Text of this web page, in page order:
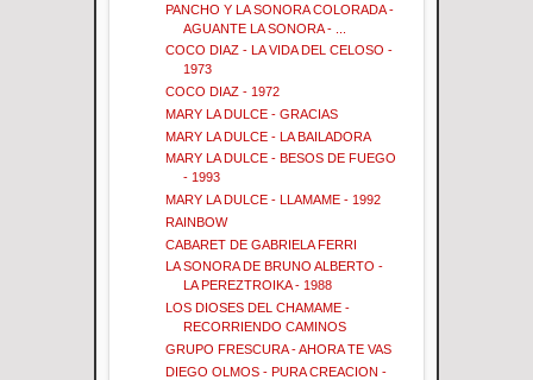
PANCHO Y LA SONORA COLORADA -
AGUANTE LA SONORA - ...
COCO DIAZ - LA VIDA DEL CELOSO -
1973
COCO DIAZ - 1972
MARY LA DULCE - GRACIAS
MARY LA DULCE - LA BAILADORA
MARY LA DULCE - BESOS DE FUEGO
- 1993
MARY LA DULCE - LLAMAME - 1992
RAINBOW
CABARET DE GABRIELA FERRI
LA SONORA DE BRUNO ALBERTO -
LA PEREZTROIKA - 1988
LOS DIOSES DEL CHAMAME -
RECORRIENDO CAMINOS
GRUPO FRESCURA - AHORA TE VAS
DIEGO OLMOS - PURA CREACION -